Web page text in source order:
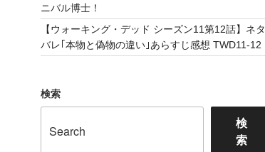
ニバル博士！
【ウォーキング・デッド シーズン11第12話】ネタ
バレ｢本物と偽物の違い｣あらすじ感想 TWD11-12
検索
検
索